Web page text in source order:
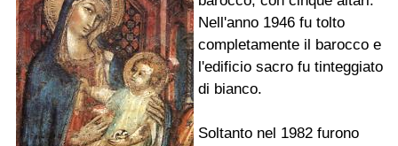
Nell'anno 1946 fu tolto
completamente il barocco e
l'edificio sacro fu tinteggiato
di bianco.
Soltanto nel 1982 furono